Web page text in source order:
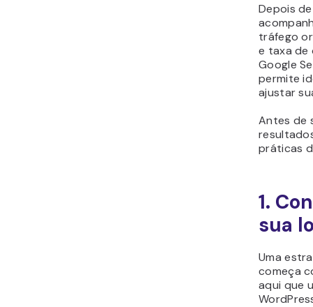
Depois
tráfego
e taxa de
Google
permite
ajustar
Antes de
práticas
1.
sua
Uma
começa
aqui que